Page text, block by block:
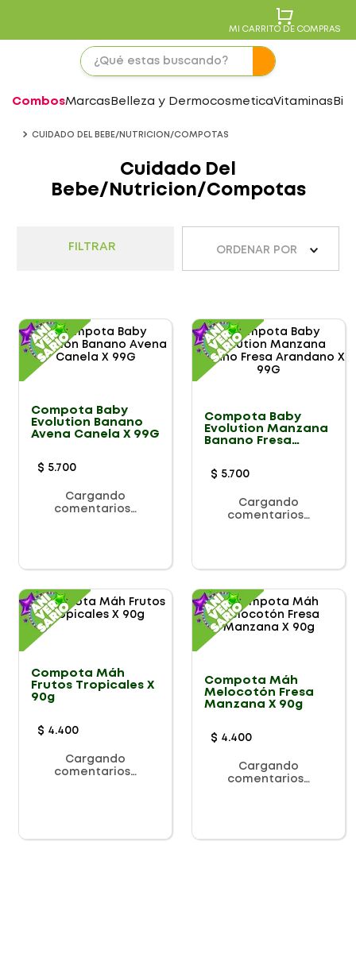
MI CARRITO DE COMPRAS
CombosMarcas Belleza y DermocosmeticaVitaminas
CUIDADO DEL BEBE/NUTRICION/COMPOTAS
Cuidado Del
Bebe/Nutricion/compotas
FILTRAR ORDENAR POR
Compota Baby
Evolution Banano
Avena Canela X 99G
$ 5.700
Cargando
comentarios…
Compota Baby
Evolution Manzana
Banano Fresa
$ 5.700
Cargando
comentarios…
Compota Máh
Frutos Tropicales X
90g
$ 4.400
Cargando
comentarios…
Compota Máh
Melocotón Fresa
Manzana X 90g
$ 4.400
Cargando
comentarios…